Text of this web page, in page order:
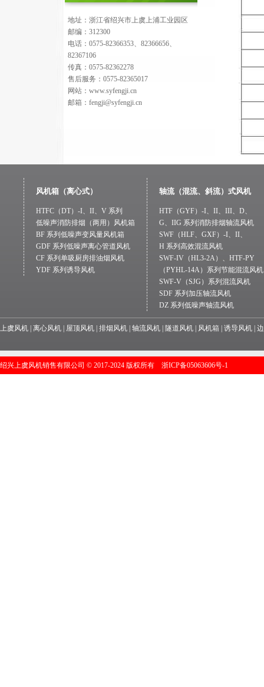
地址：浙江省绍兴市上虞上浦工业园区
邮编：312300
电话：0575-82366353、82366656、
82367106
传真：0575-82362278
售后服务：0575-82365017
网站：www.syfengji.cn
邮箱：fengji@syfengji.cn
风机箱（离心式）
HTFC（DT）-I、II、V 系列
低噪声消防排烟（两用）风机箱
BF 系列低噪声变风量风机箱
GDF 系列低噪声离心管道风机
CF 系列单吸厨房排油烟风机
YDF 系列诱导风机
轴流（混流、斜流）式风机
HTF（GYF）-I、II、III、D、
G、IIG 系列消防排烟轴流风机
SWF（HLF、GXF）-I、II、
H 系列高效混流风机
SWF-IV（HL3-2A）、HTF-PY
（PYHL-14A）系列节能混流风机
SWF-V（SJG）系列混流风机
SDF 系列加压轴流风机
DZ 系列低噪声轴流风机
上虞风机 离心风机 屋顶风机 排烟风机 轴流风机 隧道风机 风机箱 诱导风机
绍兴上虞风机销售有限公司 © 2017-2024 版权所有 浙ICP备05063606号-1